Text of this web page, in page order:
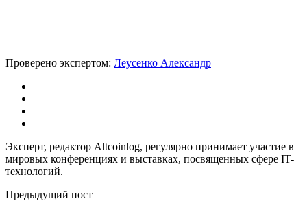
Проверено экспертом: Леусенко Александр
Эксперт, редактор Altcoinlog, регулярно принимает участие в
мировых конференциях и выставках, посвященных сфере IT-
технологий.
Предыдущий пост